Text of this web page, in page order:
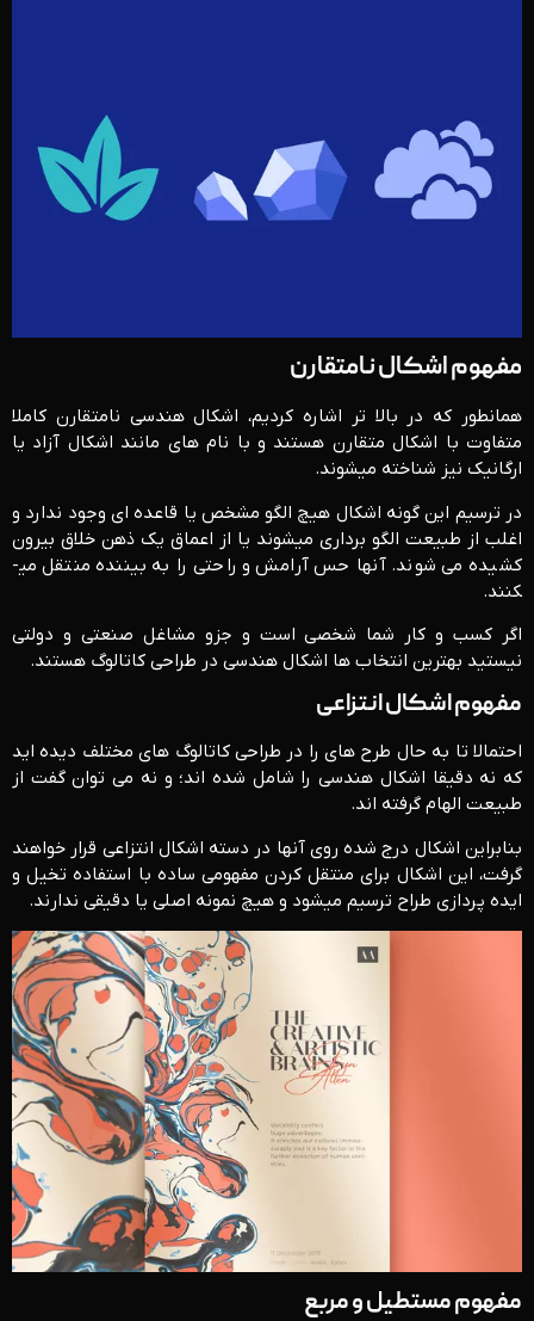
مفهوم اشکال نامتقارن
همانطور که در بالا تر اشاره کردیم، اشکال هندسی نامتقارن کاملا
متفاوت با اشکال متقارن هستند و با نام های مانند اشکال آزاد یا
ارگانیک نیز شناخته می­شوند.
در ترسیم این گونه اشکال هیچ الگو مشخص یا قاعده ای وجود ندارد و
اغلب از طبیعت الگو برداری می­شوند یا از اعماق یک ذهن خلاق بیرون
کشیده می شوند. آنها حس آرامش و راحتی را به بیننده منتقل می­
کنند.
اگر کسب و کار شما شخصی است و جزو مشاغل صنعتی و دولتی
نیستید بهترین انتخاب ها اشکال هندسی در طراحی کاتالوگ هستند.
مفهوم اشکال انتزاعی
احتمالا تا به حال طرح های را در طراحی کاتالوگ های مختلف دیده اید
که نه دقیقا اشکال هندسی را شامل شده اند؛ و نه می توان گفت از
طبیعت الهام گرفته اند.
بنابراین اشکال درج شده روی آنها در دسته اشکال انتزاعی قرار خواهند
گرفت، این اشکال برای منتقل کردن مفهومی ساده با استفاده تخیل و
ایده پردازی طراح ترسیم میشود و هیچ نمونه اصلی یا دقیقی ندارند.
مفهوم مستطیل و مربع